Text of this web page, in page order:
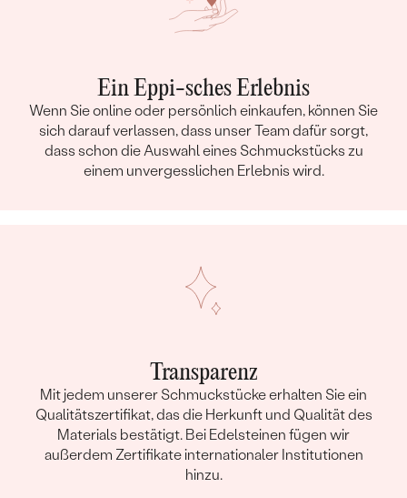
Ein Eppi-sches Erlebnis
Wenn Sie online oder persönlich einkaufen, können Sie
sich darauf verlassen, dass unser Team dafür sorgt,
dass schon die Auswahl eines Schmuckstücks zu
einem unvergesslichen Erlebnis wird.
Transparenz
Mit jedem unserer Schmuckstücke erhalten Sie ein
Qualitätszertifikat, das die Herkunft und Qualität des
Materials bestätigt. Bei Edelsteinen fügen wir
außerdem Zertifikate internationaler Institutionen
hinzu.